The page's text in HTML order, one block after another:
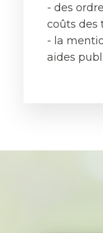
- des
coûts des
- la
aides